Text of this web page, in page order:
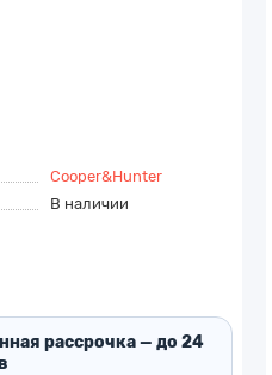
Cooper&Hunter
В наличии
рассрочка — до 24